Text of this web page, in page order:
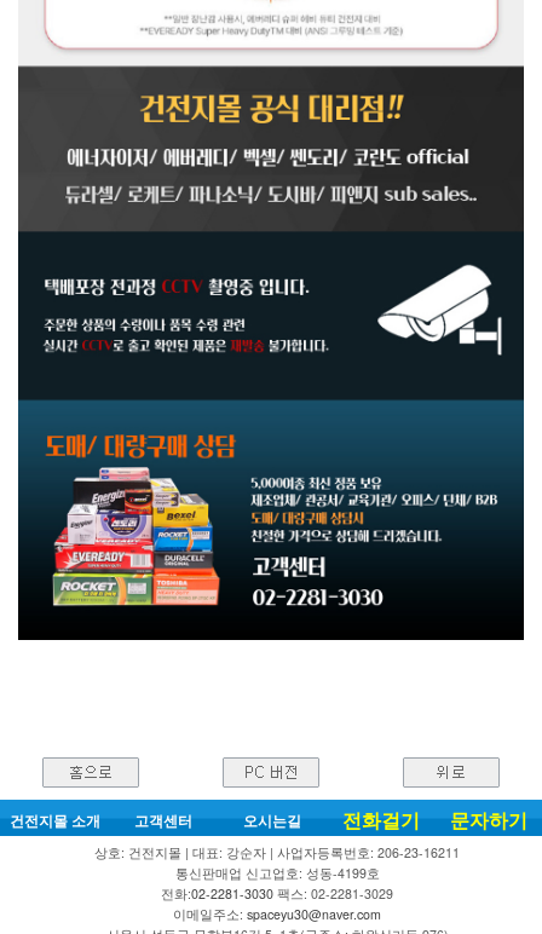
건전지몰 소개 고객센터 오시는길 전화걸기 문자하기
상호: 건전지몰 | 대표: 강순자 | 사업자등록번호: 206-23-16211
통신판매업 신고업호: 성동-4199호
전화:02-2281-3030 팩스: 02-2281-3029
이메일주소: spaceyu30@naver.com